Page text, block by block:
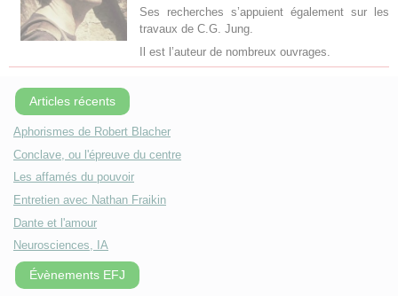
Ses recherches s’appuient également sur les
travaux de C.G. Jung.
Il est l’auteur de nombreux ouvrages.
Articles récents
Aphorismes de Robert Blacher
Conclave, ou l'épreuve du centre
Les affamés du pouvoir
Entretien avec Nathan Fraikin
Dante et l'amour
Neurosciences, IA
Évènements EFJ